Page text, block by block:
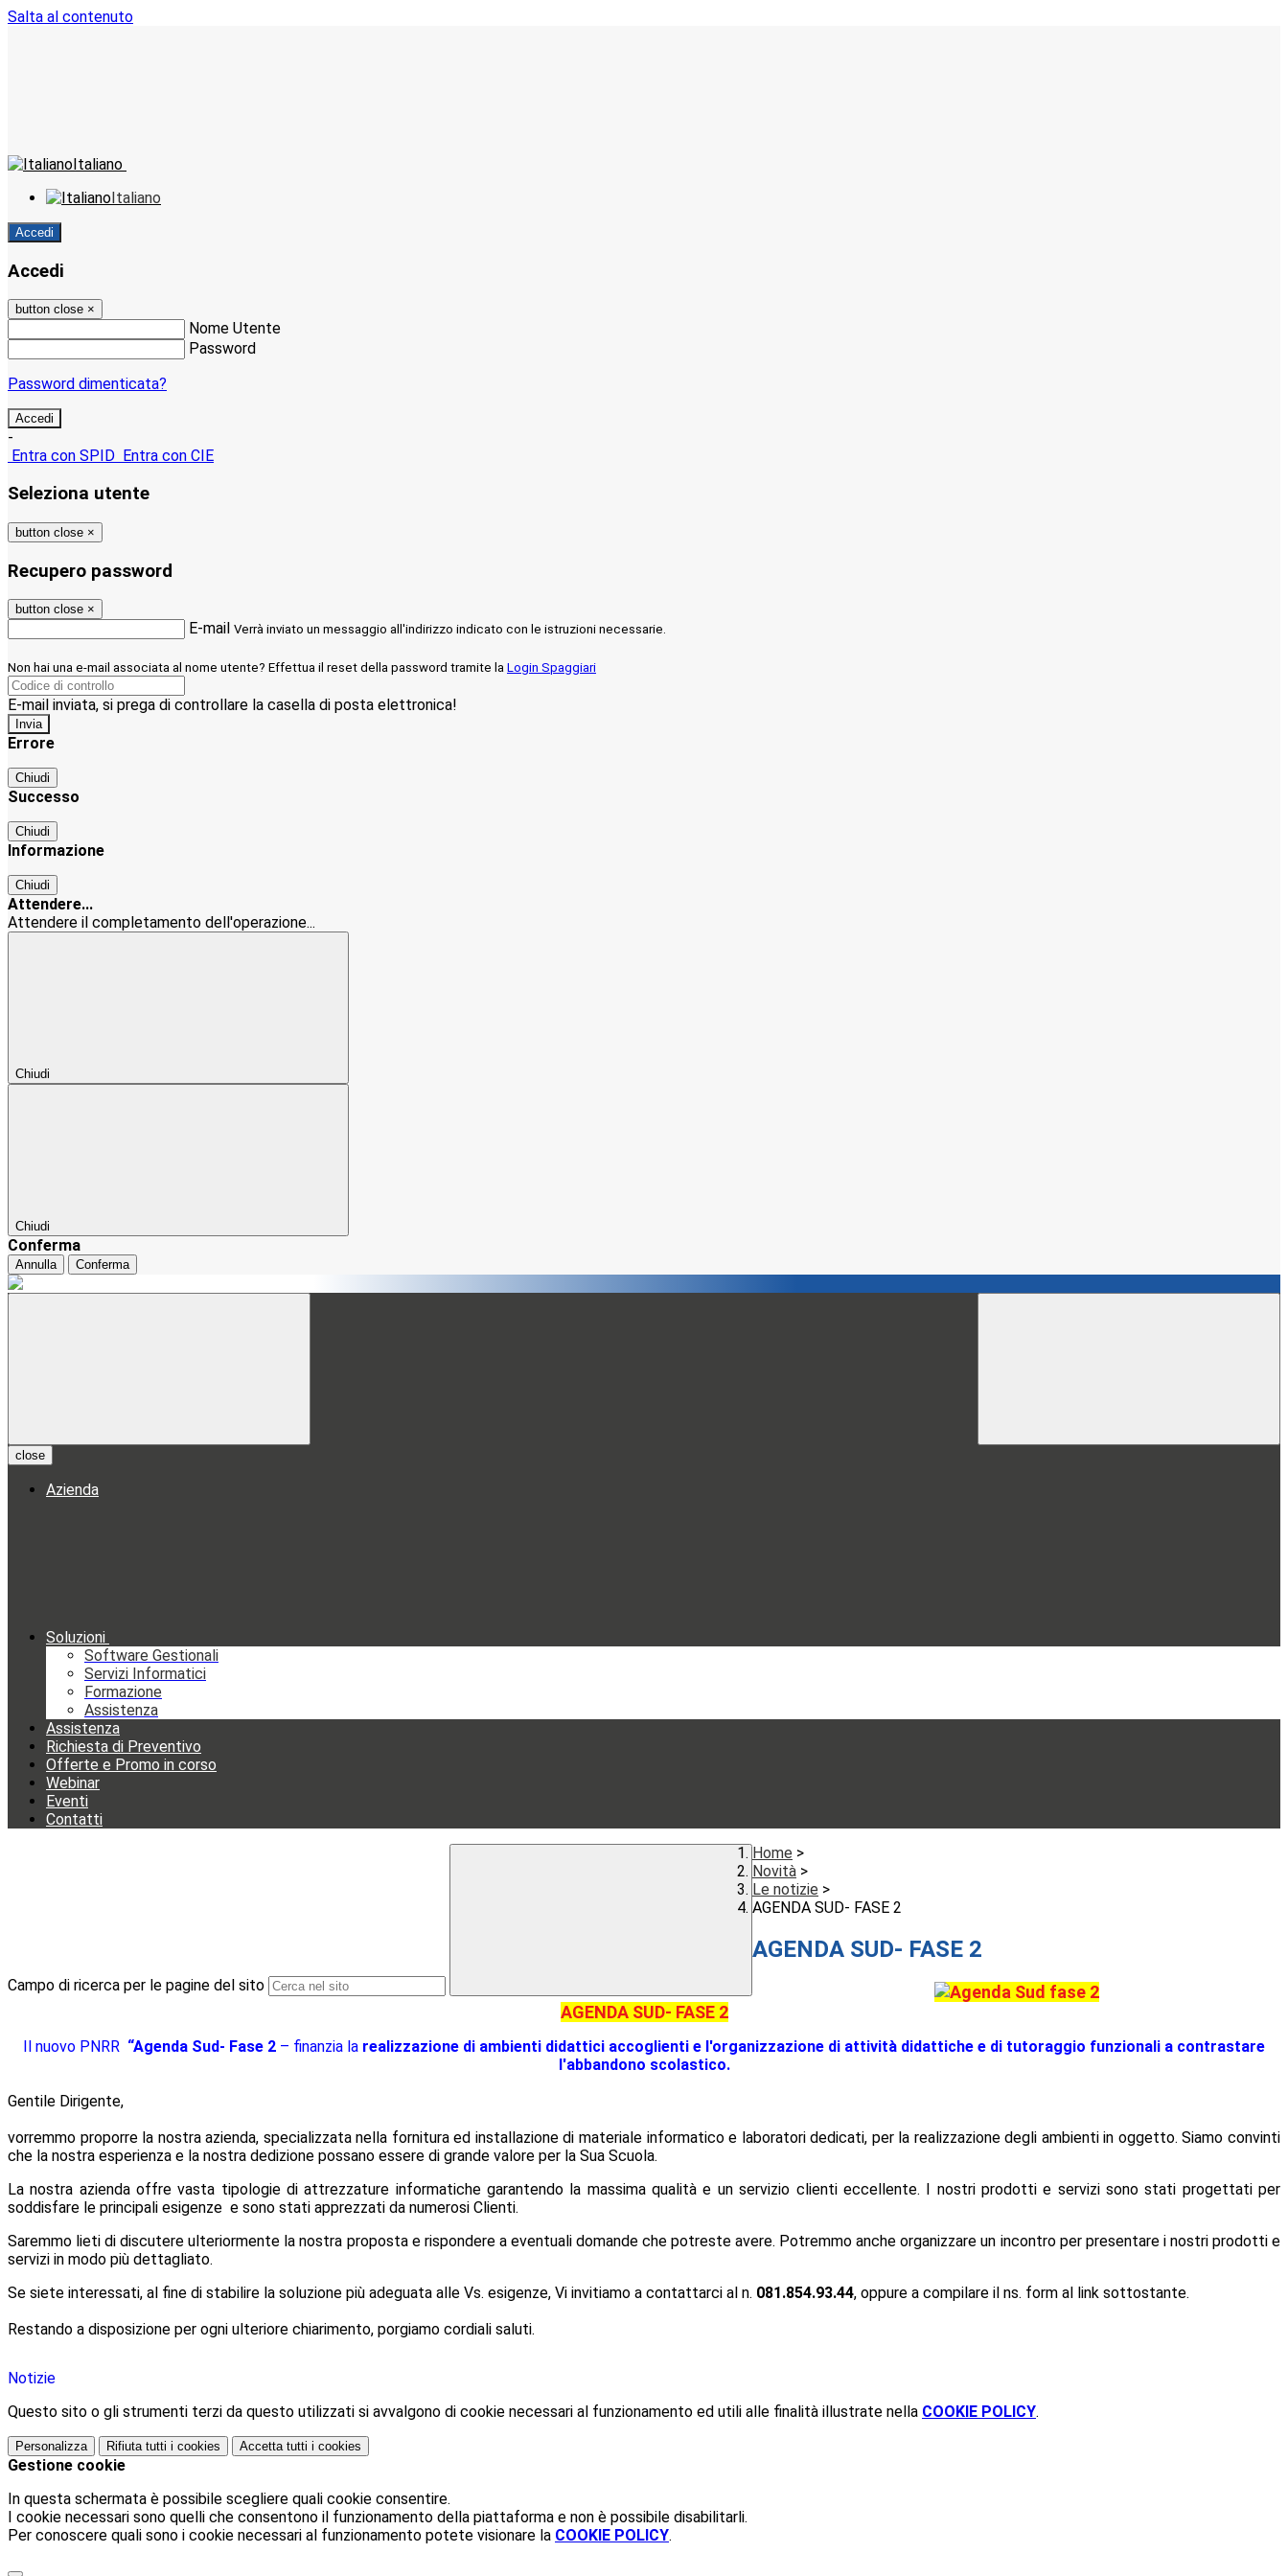
Salta al contenuto
Italiano
Italiano
Accedi
Accedi
button close ×
Nome Utente
Password
Password dimenticata?
-
Entra con SPID Entra con CIE
Seleziona utente
button close ×
Recupero password
button close ×
E-mail Verrà inviato un messaggio all'indirizzo indicato con le istruzioni necessarie.
Non hai una e-mail associata al nome utente? Effettua il reset della password tramite la Login Spaggiari
E-mail inviata, si prega di controllare la casella di posta elettronica!
Errore
Chiudi
Successo
Chiudi
Informazione
Chiudi
Attendere...
Attendere il completamento dell'operazione...
Chiudi
Chiudi
Conferma
Annulla Conferma
close
Azienda
Soluzioni
Software Gestionali
Servizi Informatici
Formazione
Assistenza
Assistenza
Richiesta di Preventivo
Offerte e Promo in corso
Webinar
Eventi
Contatti
Campo di ricerca per le pagine del sito
Home >
Novità >
Le notizie >
AGENDA SUD- FASE 2
AGENDA SUD- FASE 2
AGENDA SUD- FASE 2
Il nuovo PNRR “Agenda Sud- Fase 2 – finanzia la realizzazione di ambienti didattici accoglienti e l'organizzazione di attività didattiche e di tutoraggio funzionali a contrastare
l'abbandono scolastico.
Gentile Dirigente,
vorremmo proporre la nostra azienda, specializzata nella fornitura ed installazione di materiale informatico e laboratori dedicati, per la realizzazione degli ambienti in oggetto. Siamo convinti
che la nostra esperienza e la nostra dedizione possano essere di grande valore per la Sua Scuola.
La nostra azienda offre vasta tipologie di attrezzature informatiche garantendo la massima qualità e un servizio clienti eccellente. I nostri prodotti e servizi sono stati progettati per
soddisfare le principali esigenze e sono stati apprezzati da numerosi Clienti.
Saremmo lieti di discutere ulteriormente la nostra proposta e rispondere a eventuali domande che potreste avere. Potremmo anche organizzare un incontro per presentare i nostri prodotti e
servizi in modo più dettagliato.
Se siete interessati, al fine di stabilire la soluzione più adeguata alle Vs. esigenze, Vi invitiamo a contattarci al n. 081.854.93.44, oppure a compilare il ns. form al link sottostante.
Restando a disposizione per ogni ulteriore chiarimento, porgiamo cordiali saluti.
Notizie
Questo sito o gli strumenti terzi da questo utilizzati si avvalgono di cookie necessari al funzionamento ed utili alle finalità illustrate nella COOKIE POLICY.
Personalizza Rifiuta tutti i cookies Accetta tutti i cookies
Gestione cookie
In questa schermata è possibile scegliere quali cookie consentire.
I cookie necessari sono quelli che consentono il funzionamento della piattaforma e non è possibile disabilitarli.
Per conoscere quali sono i cookie necessari al funzionamento potete visionare la COOKIE POLICY.